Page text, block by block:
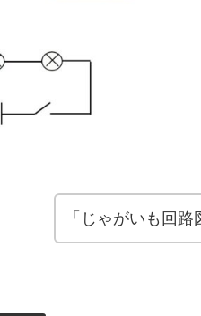
「じゃがいも回